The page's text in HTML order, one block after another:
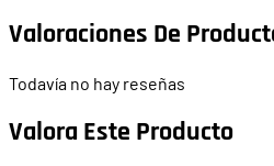
Valoraciones De
Todavía no hay reseñas
Valora Este Producto